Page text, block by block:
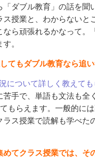
ダブル教育」の話を
授業と、わからない
なら頑張れるかなって
。
てもダブル教育なら追い
について詳しく教えても
苦手で、単語も文法も
もらえます。一般的に
ス授業で読解も学べ
てクラス授業では、そ